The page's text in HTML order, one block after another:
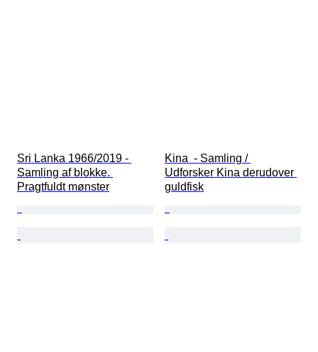
Sri Lanka 1966/2019 -
Samling af blokke.
Pragtfuldt mønster
Kina  - Samling /
Udforsker Kina derudover
guldfisk